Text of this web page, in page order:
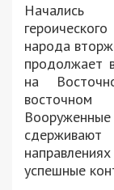
Начались
народа
продолжает
на
успешные